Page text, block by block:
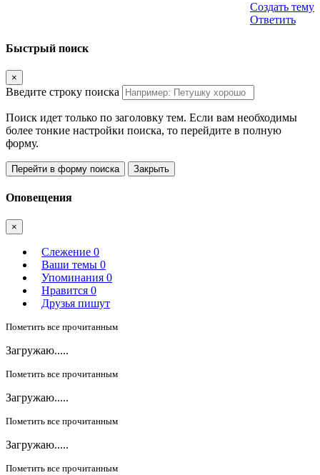
Создать тему
Ответить
Быстрый поиск
×
Введите строку поиска
Поиск идет только по заголовку тем. Если вам необходимы
более тонкие настройки поиска, то перейдите в полную
форму.
Перейти в форму поиска Закрыть
Оповещения
×
Слежение 0
Ваши темы 0
Упоминания 0
Нравится 0
Друзья пишут
Пометить все прочитанным
Загружаю.....
Пометить все прочитанным
Загружаю.....
Пометить все прочитанным
Загружаю.....
Пометить все прочитанным